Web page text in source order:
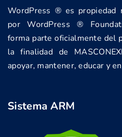
WordPress ® es propiedad
por WordPress ®
forma parte oficialmente del
la finalidad de
apoyar, mantener, educar y
Sistema ARM